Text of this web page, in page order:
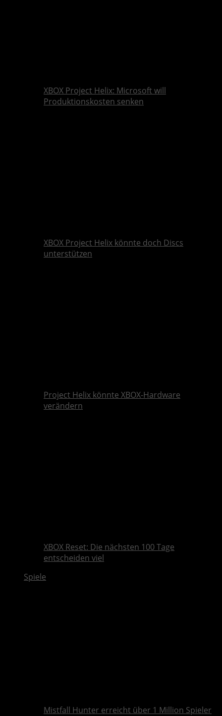
XBOX Project Helix: Microsoft will
Produktionskosten senken
XBOX Project Helix könnte doch Discs
unterstützen
Project Helix könnte XBOX-Hardware
verändern
XBOX Reset: Die nächsten 100 Tage
entscheiden viel
Spiele
Mistfall Hunter erreicht über 1 Million Spieler